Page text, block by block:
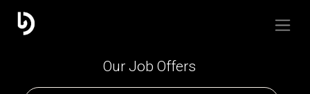
Our Job Offers